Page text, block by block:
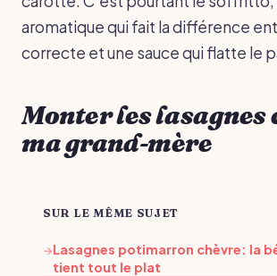
aromatique qui fait la différence
correcte et une sauce qui flatte le
Monter les lasagnes
ma grand-mère
SUR LE MÊME SUJET
→Lasagnes potimarron chèvre: la
tient tout le plat